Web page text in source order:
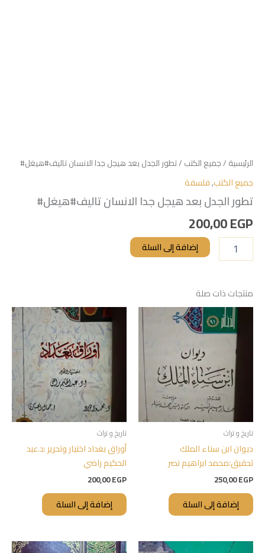
الرئيسية /جميع الكتب / تطور الجدل بعد هيجل جدا الانسان تاليف#هيغل#
جميع الكتب,فلسفة
تطور الجدل بعد هيجل جدا الانسان تاليف#هيغل#
200,00EGP
إضافة إلى السلة
منتجات ذات صلة
تاريخ و تراث
ديوان ابن سناء الملك
تحقيق:محمد ابراهيم نصر
250,00EGP
إضافة إلى السلة
تاريخ و تراث
أوراق بغداد اختيار وتحرير :د.عبد
الحكيم راضي
200,00EGP
إضافة إلى السلة